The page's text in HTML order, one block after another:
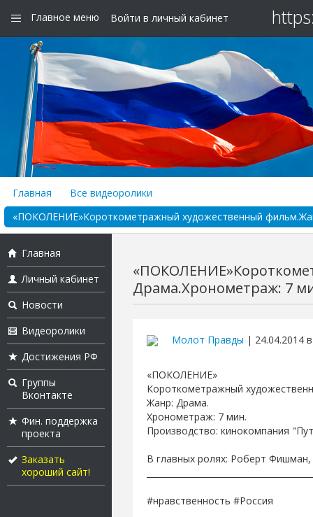
Главное меню Войти в личный кабинет
Главная
Все видеоролики
«ПОКОЛЕНИЕ»Короткометражный художественный
Главная
Личный кабинет
Новости
Видеоролики
Достижения РФ
Группы
Вконтакте
Фин. поддержка
проекта
Заказать
хороший сайт!
Драма.Хронометраж: 7
Молот Правды | 24.04.2014
«ПОКОЛЕНИЕ»
Короткометражный
Жанр: Драма.
Хронометраж: 7 мин.
Производство: кинокомпания
В главных ролях: Роберт
#нравственность #Россия